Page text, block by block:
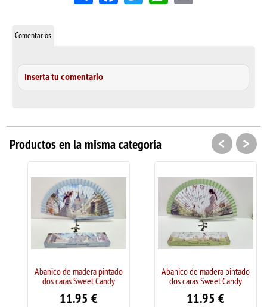
Comentarios
Inserta tu comentario
Productos en la misma categoría
Abanico de madera pintado
dos caras Sweet Candy
11.95€
Abanico de madera pintado
dos caras Sweet Candy
11.95€
< >